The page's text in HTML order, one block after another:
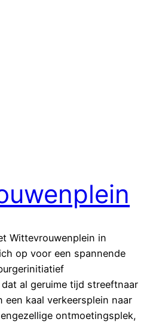
Wittevrouwenplein in
op voor een spannende
al geruime tijd streeftnaar
een kaal verkeersplein naar
ontmoetingsplek,